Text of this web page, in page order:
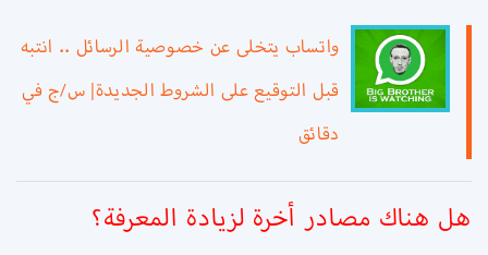
واتساب يتخلى عن خصوصية الرسائل .. انتبه
قبل التوقيع على الشروط الجديدة| س/ج في
دقائق
هل هناك مصادر أخرة لزيادة المعرفة؟